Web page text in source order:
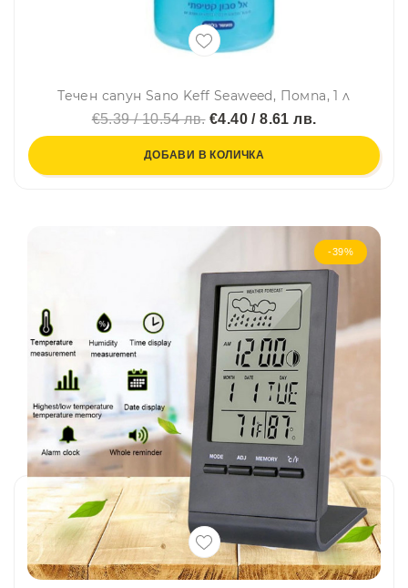
Течен сапун Sano Keff Seaweed, Помпа, 1 л
€5.39 / 10.54 лв.€4.40 / 8.61 лв.
ДОБАВИ В КОЛИЧКА
-39%